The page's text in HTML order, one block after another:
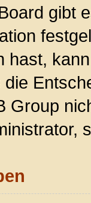
gibt
hast,
Group